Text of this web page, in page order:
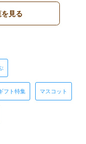
見る
フト特集 マスコット